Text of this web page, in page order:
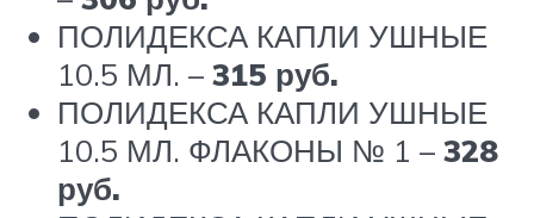
ПОЛИДЕКСА КАПЛИ УШНЫЕ
10.5 МЛ. – 315 руб.
ПОЛИДЕКСА КАПЛИ УШНЫЕ
10.5 МЛ. ФЛАКОНЫ № 1 – 328
руб.